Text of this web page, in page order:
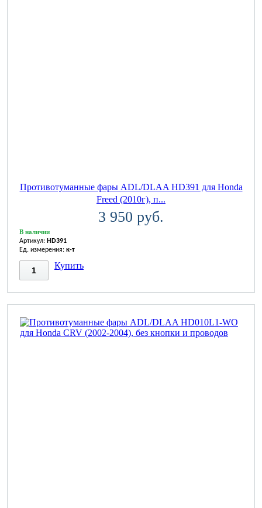
Противотуманные фары ADL/DLAA HD391 для Honda
Freed (2010г), п...
3 950 руб.
В наличии
Артикул: HD391
Ед. измерения: к-т
Купить